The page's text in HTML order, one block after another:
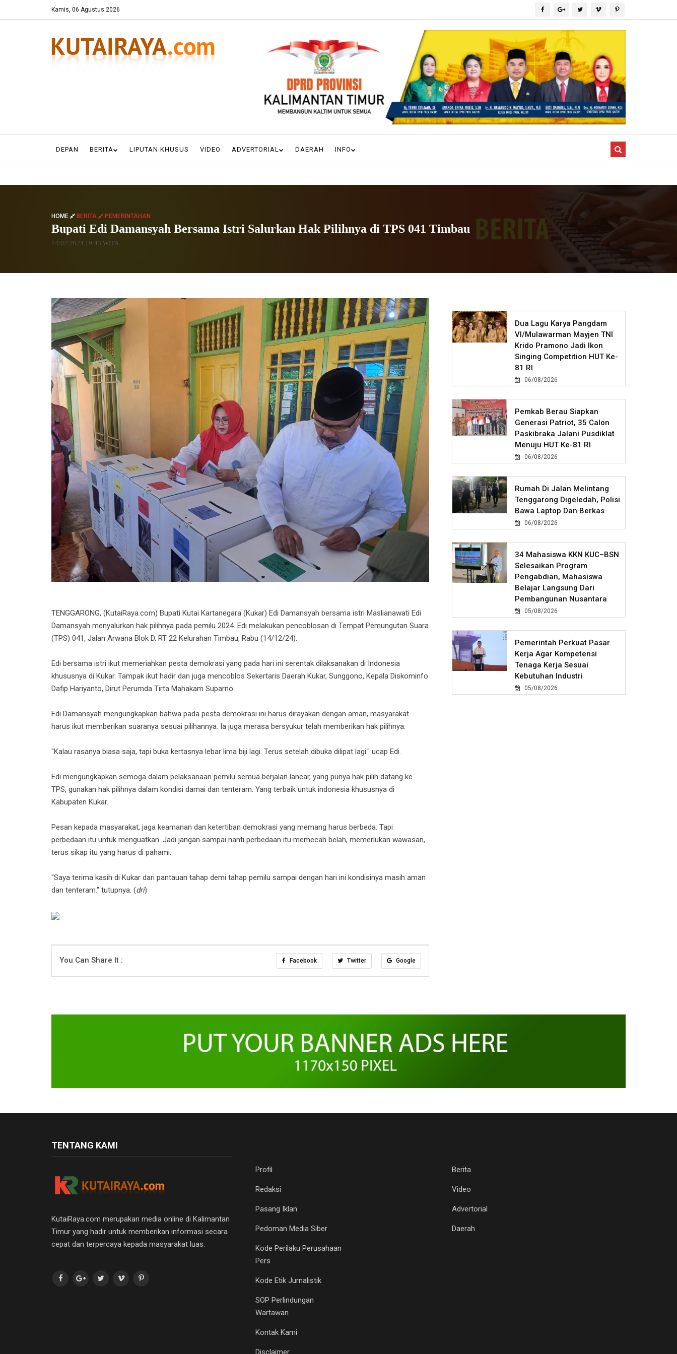
Kamis, 06 Agustus 2026
DEPAN BERITA LIPUTAN KHUSUS VIDEO ADVERTORIAL DAERAH INFO
HOME BERITA PEMERINTAHAN
Bupati Edi Damansyah Bersama Istri Salurkan Hak Pilihnya di TPS 041 Timbau
14/02/2024 19:43 WITA
TENGGARONG, (KutaiRaya.com) Bupati Kutai Kartanegara (Kukar) Edi Damansyah bersama istri Maslianawati Edi
Damansyah menyalurkan hak pilihnya pada pemilu 2024. Edi melakukan pencoblosan di Tempat Pemungutan Suara
(TPS) 041, Jalan Arwana Blok D, RT 22 Kelurahan Timbau, Rabu (14/12/24).
Edi bersama istri ikut memeriahkan pesta demokrasi yang pada hari ini serentak dilaksanakan di Indonesia
khususnya di Kukar. Tampak ikut hadir dan juga mencoblos Sekertaris Daerah Kukar, Sunggono, Kepala Diskominfo
Dafip Hariyanto, Dirut Perumda Tirta Mahakam Suparno.
Edi Damansyah mengungkapkan bahwa pada pesta demokrasi ini harus dirayakan dengan aman, masyarakat
harus ikut memberikan suaranya sesuai pilihannya. Ia juga merasa bersyukur telah memberikan hak pilihnya.
"Kalau rasanya biasa saja, tapi buka kertasnya lebar lima biji lagi. Terus setelah dibuka dilipat lagi." ucap Edi.
Edi mengungkapkan semoga dalam pelaksanaan pemilu semua berjalan lancar, yang punya hak pilih datang ke
TPS, gunakan hak pilihnya dalam kondisi damai dan tenteram. Yang terbaik untuk indonesia khususnya di
Kabupaten Kukar.
Pesan kepada masyarakat, jaga keamanan dan ketertiban demokrasi yang memang harus berbeda. Tapi
perbedaan itu untuk menguatkan. Jadi jangan sampai nanti perbedaan itu memecah belah, memerlukan wawasan,
terus sikap itu yang harus di pahami.
"Saya terima kasih di Kukar dari pantauan tahap demi tahap pemilu sampai dengan hari ini kondisinya masih aman
dan tenteram." tutupnya. (dri)
You Can Share It : Facebook Twitter Google
Dua Lagu Karya Pangdam
VI/Mulawarman Mayjen TNI
Krido Pramono Jadi Ikon
Singing Competition HUT Ke-
81 RI
06/08/2026
Pemkab Berau Siapkan
Generasi Patriot, 35 Calon
Paskibraka Jalani Pusdiklat
Menuju HUT Ke-81 RI
06/08/2026
Rumah Di Jalan Melintang
Tenggarong Digeledah, Polisi
Bawa Laptop Dan Berkas
06/08/2026
34 Mahasiswa KKN KUC–BSN
Selesaikan Program
Pengabdian, Mahasiswa
Belajar Langsung Dari
Pembangunan Nusantara
05/08/2026
Pemerintah Perkuat Pasar
Kerja Agar Kompetensi
Tenaga Kerja Sesuai
Kebutuhan Industri
05/08/2026
TENTANG KAMI
KutaiRaya.com merupakan media online di Kalimantan
Timur yang hadir untuk memberikan informasi secara
cepat dan terpercaya kepada masyarakat luas.
Profil
Redaksi
Pasang Iklan
Pedoman Media Siber
Kode Perilaku Perusahaan
Pers
Kode Etik Jurnalistik
SOP Perlindungan
Wartawan
Kontak Kami
Disclaimer
Berita
Video
Advertorial
Daerah